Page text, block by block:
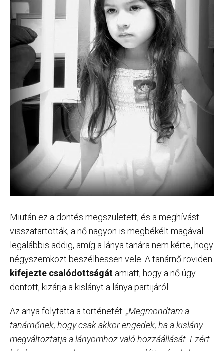
Miután ez a döntés megszületett, és a meghívást
visszatartották, a nő nagyon is megbékélt magával –
legalábbis addig, amíg a lánya tanára nem kérte, hogy
négyszemközt beszélhessen vele. A tanárnő röviden
kifejezte csalódottságát amiatt, hogy a nő úgy
döntött, kizárja a kislányt a lánya partijáról.
Az anya folytatta a történetét: „Megmondtam a
tanárnőnek, hogy csak akkor engedek, ha a kislány
megváltoztatja a lányomhoz való hozzáállását. Ezért